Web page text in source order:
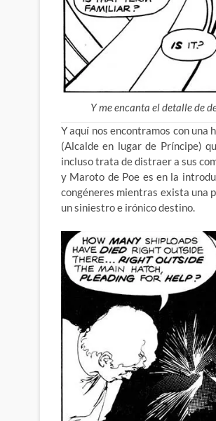
Y me encanta el detalle de
Y aquí nos encontramos con
(Alcalde en lugar de Príncipe)
incluso trata de distraer a sus
y Maroto de Poe es en la
congéneres mientras exista una
un siniestro e irónico destino.